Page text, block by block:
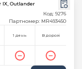
IX, Outlander
Код: 9276
Партномер: MR493450
1 день В дорозі